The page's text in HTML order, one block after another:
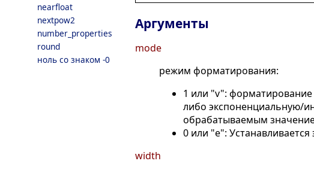
nearfloat
nextpow2
number_properties
round
ноль со знаком -0
Аргументы
mode
режим форматирования:
1 или "v":
либо экспоненциальную/
обрабатываемым
0 или "e":
width